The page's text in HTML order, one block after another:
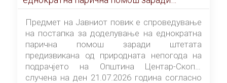
штетата предизвикана од природната
непогода на подрачјето на Општина
Центар-Скопје случена на ден 21.07.2026
година
Предмет на Јавниот повик е спроведување
на постапка за доделување на еднократна
парична помош заради штетата
предизвикана од природната непогода на
подрачјето на Општина Центар-Скопје
случена на ден 21.07.2026 година согласно